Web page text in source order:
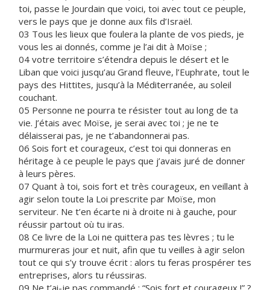
toi, passe le Jourdain que voici, toi avec tout ce peuple,
vers le pays que je donne aux fils d’Israël.
03 Tous les lieux que foulera la plante de vos pieds, je
vous les ai donnés, comme je l’ai dit à Moïse ;
04 votre territoire s’étendra depuis le désert et le
Liban que voici jusqu’au Grand fleuve, l’Euphrate, tout le
pays des Hittites, jusqu’à la Méditerranée, au soleil
couchant.
05 Personne ne pourra te résister tout au long de ta
vie. J’étais avec Moïse, je serai avec toi ; je ne te
délaisserai pas, je ne t’abandonnerai pas.
06 Sois fort et courageux, c’est toi qui donneras en
héritage à ce peuple le pays que j’avais juré de donner
à leurs pères.
07 Quant à toi, sois fort et très courageux, en veillant à
agir selon toute la Loi prescrite par Moïse, mon
serviteur. Ne t’en écarte ni à droite ni à gauche, pour
réussir partout où tu iras.
08 Ce livre de la Loi ne quittera pas tes lèvres ; tu le
murmureras jour et nuit, afin que tu veilles à agir selon
tout ce qui s’y trouve écrit : alors tu feras prospérer tes
entreprises, alors tu réussiras.
09 Ne t’ai-je pas commandé : “Sois fort et courageux !” ?